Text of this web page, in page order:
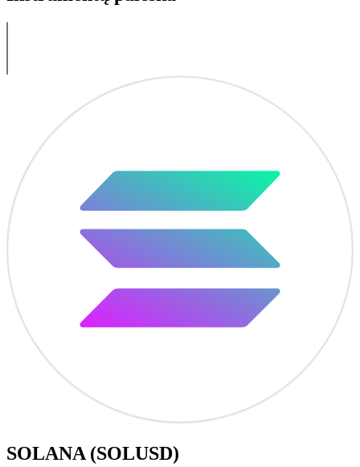
SOLANA (SOLUSD)